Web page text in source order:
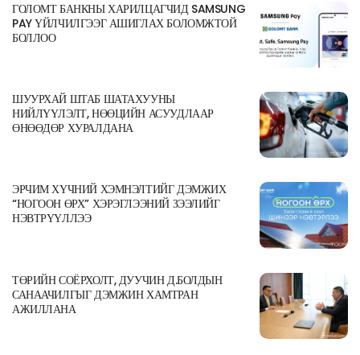
ГОЛОМТ БАНКНЫ ХАРИЛЦАГЧИД SAMSUNG
PAY ҮЙЛЧИЛГЭЭГ АШИГЛАХ БОЛОМЖТОЙ
БОЛЛОО
ШУУРХАЙ ШТАБ ШАТАХУУНЫ
НИЙЛҮҮЛЭЛТ, НӨӨЦИЙН АСУУДЛААР
ӨНӨӨДӨР ХУРАЛДАНА
ЭРЧИМ ХҮЧНИЙ ХЭМНЭЛТИЙГ ДЭМЖИХ
“НОГООН ӨРХ” ХЭРЭГЛЭЭНИЙ ЗЭЭЛИЙГ
НЭВТРҮҮЛЛЭЭ
ТӨРИЙН СОЁРХОЛТ, ДУУЧИН Д.БОЛДЫН
САНААЧИЛГЫГ ДЭМЖИН ХАМТРАН
АЖИЛЛАНА